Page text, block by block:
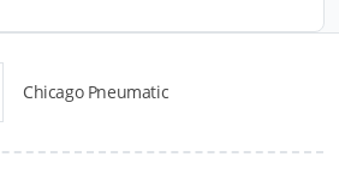
Chicago Pneumatic
para Download